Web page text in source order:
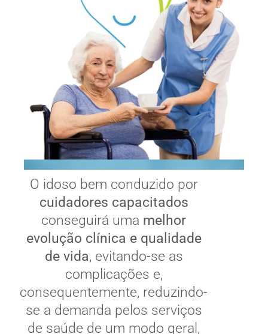
O idoso bem conduzido por
cuidadores capacitados
conseguirá uma melhor
evolução clínica e qualidade
de vida, evitando-se as
complicações e,
consequentemente, reduzindo-
se a demanda pelos serviços
de saúde de um modo geral,